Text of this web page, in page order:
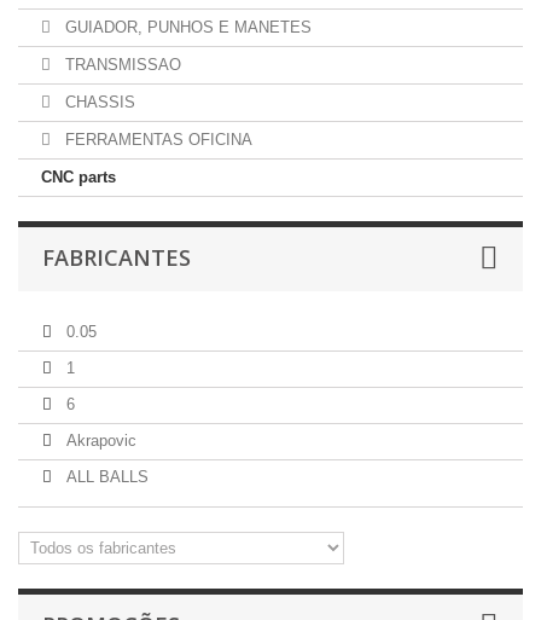
GUIADOR, PUNHOS E MANETES
TRANSMISSAO
CHASSIS
FERRAMENTAS OFICINA
CNC parts
FABRICANTES
0.05
1
6
Akrapovic
ALL BALLS